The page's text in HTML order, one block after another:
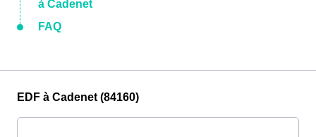
à Cadenet
FAQ
EDF à Cadenet (84160)